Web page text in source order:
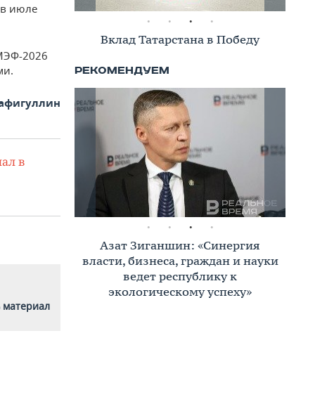
июле
2026
в
материал
Вклад Татарстана в Победу
Азат Зиганшин: «Синергия
власти, бизнеса, граждан и науки
ведет республику к
экологическому успеху»